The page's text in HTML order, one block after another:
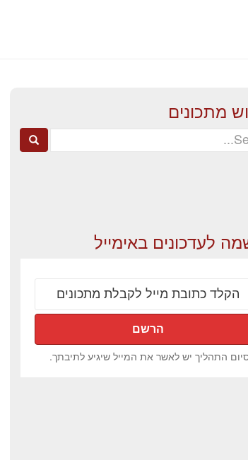
מתכונים
לעדכונים באימייל
התהליך יש לאשר את המייל שיגיע לתיבתך.